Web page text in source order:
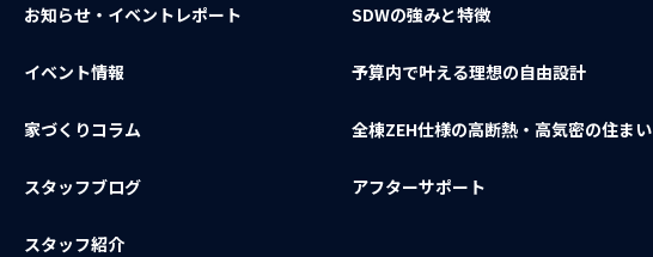
お知らせ・イベントレポート
イベント情報
家づくりコラム
スタッフブログ
スタッフ紹介
SDWの強みと特徴
予算内で叶える理想の自由設計
全棟ZEH仕様の高断熱・高気密の住まい
アフターサポート